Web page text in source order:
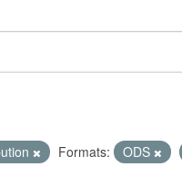
Formats: ODS